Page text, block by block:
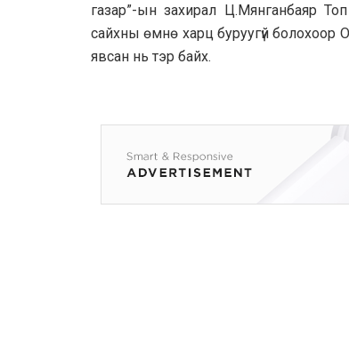
газар”-ын захирал Ц.Мянганбаяр
сайхны өмнө харц буруугүй болохоор
явсан нь тэр байх.